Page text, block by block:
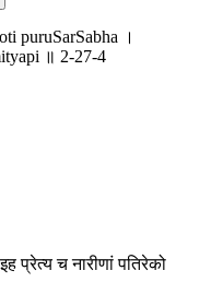
puruSarSabha ।
॥ 2-27-4
प्रेत्य च नारीणां पतिरेको